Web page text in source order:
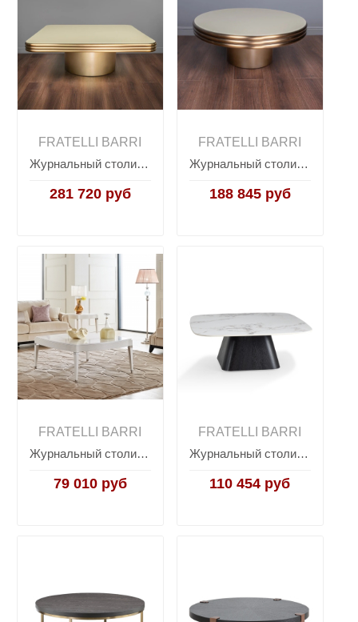
FRATELLI BARRI
Журнальный столик FARINI, FRATELLI BARRI
281 720 руб
FRATELLI BARRI
Журнальный столик FARINI, FRATELLI BARRI
188 845 руб
FRATELLI BARRI
Журнальный столик EMOTION SALE, FRATELLI BARRI
79 010 руб
FRATELLI BARRI
Журнальный столик COMPLEMENTI, FRATELLI BARRI
110 454 руб